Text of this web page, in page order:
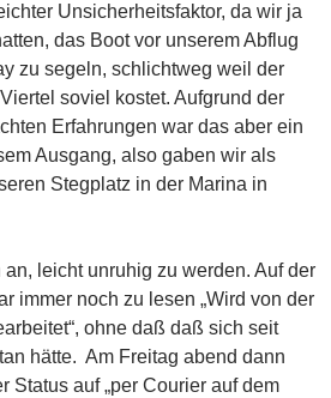
Unsicherheitsfaktor, da wir ja
das Boot vor unserem Abflug
zu segeln, schlichtweg weil der
soviel kostet. Aufgrund der
Erfahrungen war das aber ein
Ausgang, also gaben wir als
Stegplatz in der Marina in
leicht unruhig zu werden. Auf der
immer noch zu lesen „Wird von der
ohne daß daß sich seit
hätte. Am Freitag abend dann
Status auf „per Courier auf dem